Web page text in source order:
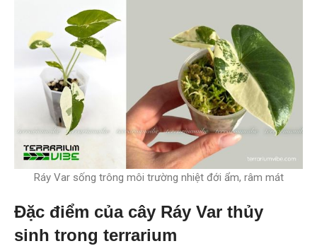
Ráy Var sống trông môi trường nhiệt đới ẩm, râm mát
Đặc điểm của cây Ráy Var thủy
sinh trong terrarium